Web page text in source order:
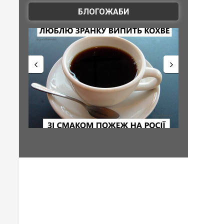
БЛОГОЖАБИ